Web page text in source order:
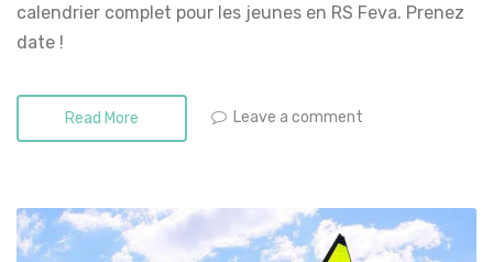
calendrier complet pour les jeunes en RS Feva. Prenez
date !
Read More Leave a comment